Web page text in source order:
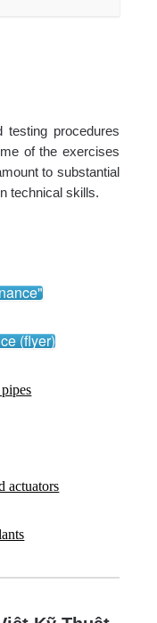
testing procedures
of the exercises
to substantial
technical skills.
(flyer)
actuators